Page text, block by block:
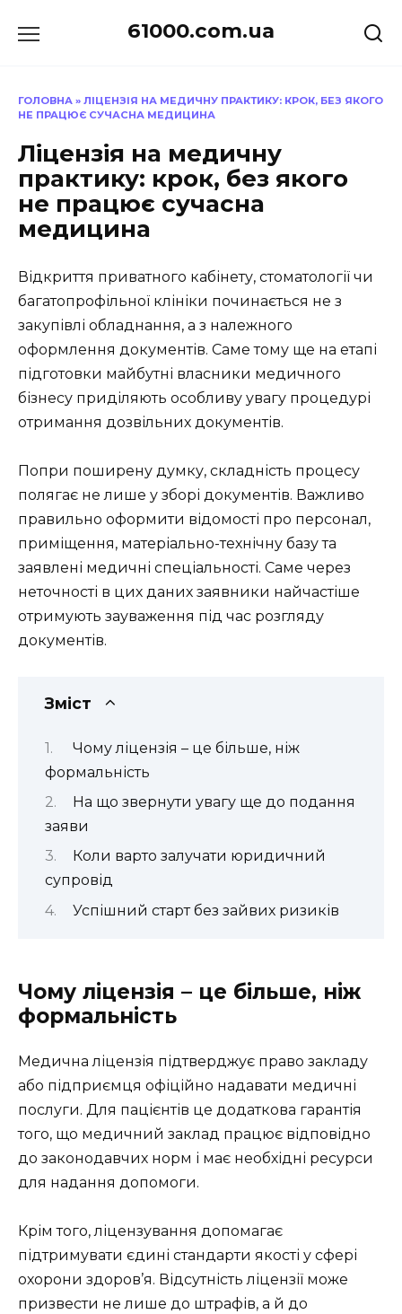
до
61000.com.ua
ГОЛОВНА » ЛІЦЕНЗІЯ НА МЕДИЧНУ ПРАКТИКУ: КРОК, БЕЗ ЯКОГО
НЕ ПРАЦЮЄ СУЧАСНА МЕДИЦИНА
Ліцензія на медичну
практику: крок, без якого
не працює сучасна
медицина
Відкриття приватного кабінету, стоматології чи
багатопрофільної клініки починається не з
закупівлі обладнання, а з належного
оформлення документів. Саме тому ще на етапі
підготовки майбутні власники медичного
бізнесу приділяють особливу увагу процедурі
отримання дозвільних документів.
Попри поширену думку, складність процесу
полягає не лише у зборі документів. Важливо
правильно оформити відомості про персонал,
приміщення, матеріально-технічну базу та
заявлені медичні спеціальності. Саме через
неточності в цих даних заявники найчастіше
отримують зауваження під час розгляду
документів.
Зміст
Чому ліцензія – це більше, ніж
формальність
На що звернути увагу ще до подання
заяви
Коли варто залучати юридичний
супровід
Успішний старт без зайвих ризиків
Чому ліцензія – це більше, ніж
формальність
Медична ліцензія підтверджує право закладу
або підприємця офіційно надавати медичні
послуги. Для пацієнтів це додаткова гарантія
того, що медичний заклад працює відповідно
до законодавчих норм і має необхідні ресурси
для надання допомоги.
Крім того, ліцензування допомагає
підтримувати єдині стандарти якості у сфері
охорони здоров’я. Відсутність ліцензії може
призвести не лише до штрафів, а й до